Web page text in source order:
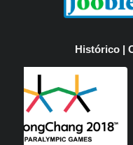
Histórico |